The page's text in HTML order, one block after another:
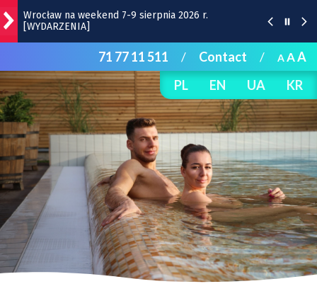
Wrocław na weekend 7-9 sierpnia 2026 r.
[WYDARZENIA]
Wrocławska Potańcówka w sobotę, 8 sierpnia
Bitwa o Twierdzę w sobotę w Kłodzku. Co w
programie?
Bezpłatny koncert Ferajny Hoovera w niedzielę na
Komuny Paryskiej
Remont torów na Stawowej i Peronowej. Od 8
sierpnia zmiany dla kierowców i pasażerów MPK
71 77 11 511 / Contact / AAA
PL
EN UA KR